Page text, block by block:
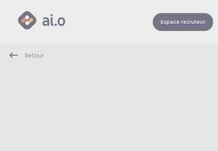
Espace recruteur
Retour